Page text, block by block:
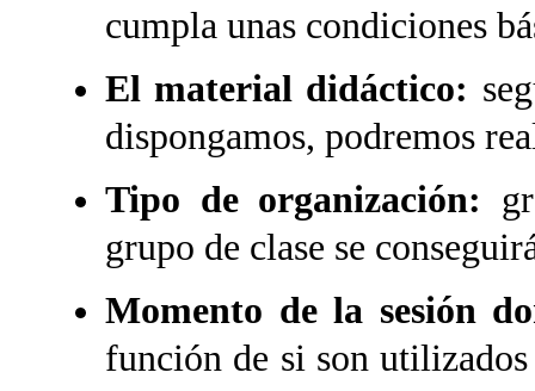
cumpla unas condiciones
El material didáctico:
dispongamos, podremos
Tipo de organización:
grupo de clase se
Momento de la sesión
función de si son